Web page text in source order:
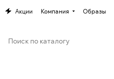
Акции Компания Образы